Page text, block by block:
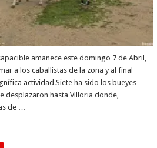
amanece este domingo 7 de Abril,
a los caballistas de la zona y al final
actividad.Siete ha sido los bueyes
desplazaron hasta Villoria donde,
de …